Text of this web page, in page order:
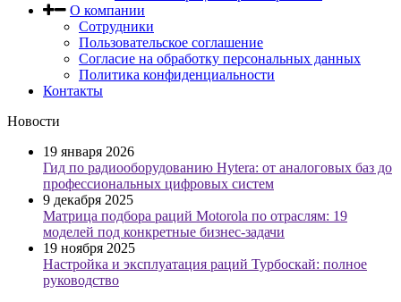
О компании
Сотрудники
Пользовательское соглашение
Согласие на обработку персональных данных
Политика конфиденциальности
Контакты
Новости
19 января 2026
Гид по радиооборудованию Hytera: от аналоговых баз до
профессиональных цифровых систем
9 декабря 2025
Матрица подбора раций Motorola по отраслям: 19
моделей под конкретные бизнес-задачи
19 ноября 2025
Настройка и эксплуатация раций Турбоскай: полное
руководство